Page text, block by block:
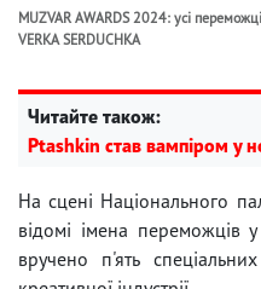
MUZVAR AWARDS 2024: усі
VERKA SERDUCHKA
Читайте також:
Ptashkin став вампіром у
На сцені Національного
відомі імена переможців
вручено п'ять